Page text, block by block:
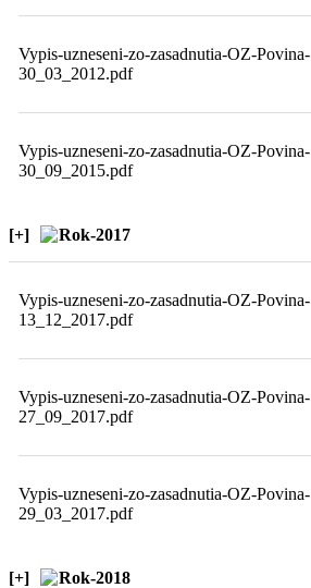
Vypis-uzneseni-zo-zasadnutia-OZ-Povina-
30_03_2012.pdf
Vypis-uzneseni-zo-zasadnutia-OZ-Povina-
30_09_2015.pdf
Rok-2017
[+]
Vypis-uzneseni-zo-zasadnutia-OZ-Povina-
13_12_2017.pdf
Vypis-uzneseni-zo-zasadnutia-OZ-Povina-
27_09_2017.pdf
Vypis-uzneseni-zo-zasadnutia-OZ-Povina-
29_03_2017.pdf
Rok-2018
[+]